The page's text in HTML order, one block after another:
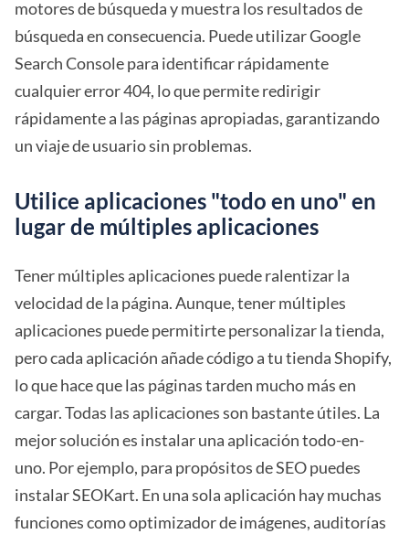
motores de búsqueda y muestra los resultados de
búsqueda en consecuencia. Puede utilizar Google
Search Console para identificar rápidamente
cualquier error 404, lo que permite redirigir
rápidamente a las páginas apropiadas, garantizando
un viaje de usuario sin problemas.
Utilice aplicaciones "todo en uno" en
lugar de múltiples aplicaciones
Tener múltiples aplicaciones puede ralentizar la
velocidad de la página. Aunque, tener múltiples
aplicaciones puede permitirte personalizar la tienda,
pero cada aplicación añade código a tu tienda Shopify,
lo que hace que las páginas tarden mucho más en
cargar. Todas las aplicaciones son bastante útiles. La
mejor solución es instalar una aplicación todo-en-
uno. Por ejemplo, para propósitos de SEO puedes
instalar SEOKart. En una sola aplicación hay muchas
funciones como optimizador de imágenes, auditorías